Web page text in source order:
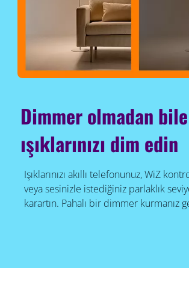
Dimmer olmadan
ışıklarınızı dim edin
Işıklarınızı akıllı telefonunuz, WiZ
veya sesinizle istediğiniz parlaklık
karartın. Pahalı bir dimmer kurmanız